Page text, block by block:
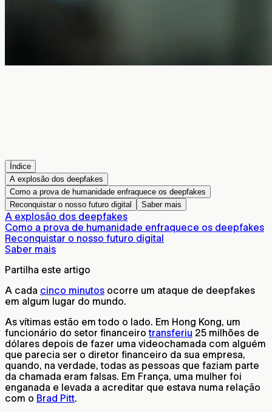
Índice
A explosão dos deepfakes
Como a prova de humanidade enfraquece os deepfakes
Reconquistar o nosso futuro digital
Saber mais
A explosão dos deepfakes
Como a prova de humanidade enfraquece os deepfakes
Reconquistar o nosso futuro digital
Saber mais
Partilha este artigo
A cada cinco minutos ocorre um ataque de deepfakes
em algum lugar do mundo.
As vítimas estão em todo o lado. Em Hong Kong, um
funcionário do setor financeirotransferiu 25 milhões de
dólares depois de fazer uma videochamada com alguém
que parecia ser o diretor financeiro da sua empresa,
quando, na verdade, todas as pessoas que faziam parte
da chamada eram falsas. Em França, uma mulher foi
enganada e levada a acreditar que estava numa relação
com o Brad Pitt.